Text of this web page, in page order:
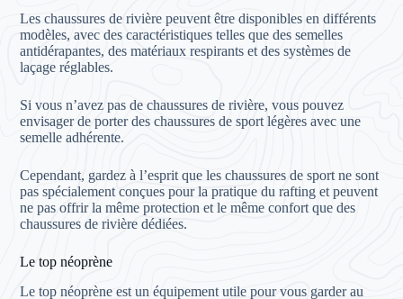
Les chaussures de rivière peuvent être disponibles en différents
modèles, avec des caractéristiques telles que des semelles
antidérapantes, des matériaux respirants et des systèmes de
laçage réglables.
Si vous n’avez pas de chaussures de rivière, vous pouvez
envisager de porter des chaussures de sport légères avec une
semelle adhérente.
Cependant, gardez à l’esprit que les chaussures de sport ne sont
pas spécialement conçues pour la pratique du rafting et peuvent
ne pas offrir la même protection et le même confort que des
chaussures de rivière dédiées.
Le top néoprène
Le top néoprène est un équipement utile pour vous garder au